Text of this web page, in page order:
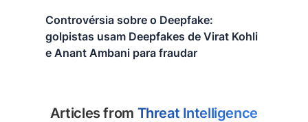
Controvérsia sobre o Deepfake:
golpistas usam Deepfakes de Virat Kohli
e Anant Ambani para fraudar
Articles from Threat Intelligence